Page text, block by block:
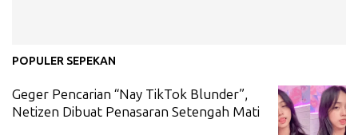
POPULER SEPEKAN
Geger Pencarian “Nay TikTok Blunder”,
Netizen Dibuat Penasaran Setengah Mati